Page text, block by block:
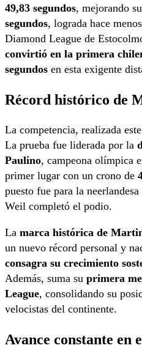
49,83 segundos, mejorando
segundos, lograda hace
Diamond League de
convirtió en la primera
segundos en esta exigente
Récord histórico de
La competencia, realizada
La prueba fue liderada por la
Paulino, campeona olímpica
primer lugar con un crono de
puesto fue para la neerlandesa
Weil completó el podio.
La marca histórica de
un nuevo récord personal y
consagra su crecimiento
Además, suma su primera
League, consolidando su
velocistas del continente.
Avance constante en